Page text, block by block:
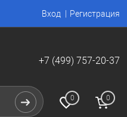
Вход Регистрация
+7 (499) 757-20-37
0 0